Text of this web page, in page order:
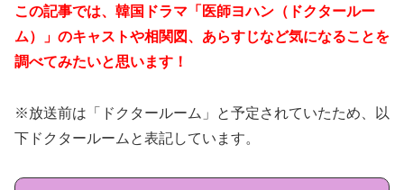
この記事では、韓国ドラマ「医師ヨハン（ドクタールー
ム）」のキャストや相関図、あらすじなど気になることを
調べてみたいと思います！
※放送前は「ドクタールーム」と予定されていたため、以
下ドクタールームと表記しています。